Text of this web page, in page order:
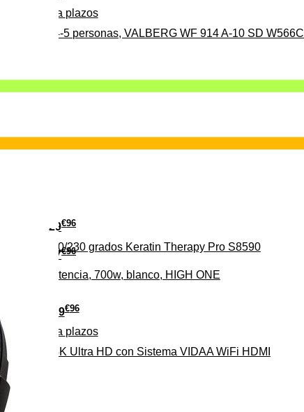
Pago a plazos
para 4-5 personas, VALBERG WF 914 A-10 SD W566C
37€96
de potencia, 700w, blanco, HIGH ONE
29€96
160/230 grados Keratin Therapy Pro S8590
279€96
Pago a plazos
EL 4K Ultra HD con Sistema VIDAA WiFi HDMI